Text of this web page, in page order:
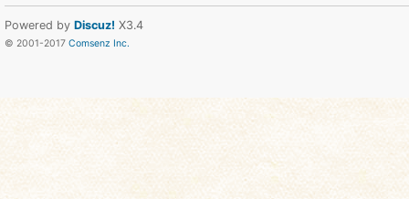
Powered by Discuz! X3.4
© 2001-2017 Comsenz Inc.